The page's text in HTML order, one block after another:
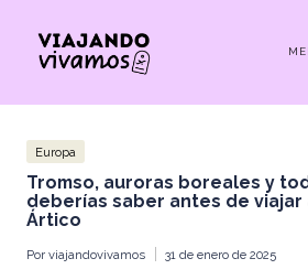
a
n
d
o
Vi
Juliana
Curetti,
creadora
Viajando
Vivamos.
Comparto
experiencias
Publicada
en
Europa
Tromso, auroras boreales y
deberías saber antes de viajar
Ártico
Publicado
Por viajandovivamos 31 de enero de 2025